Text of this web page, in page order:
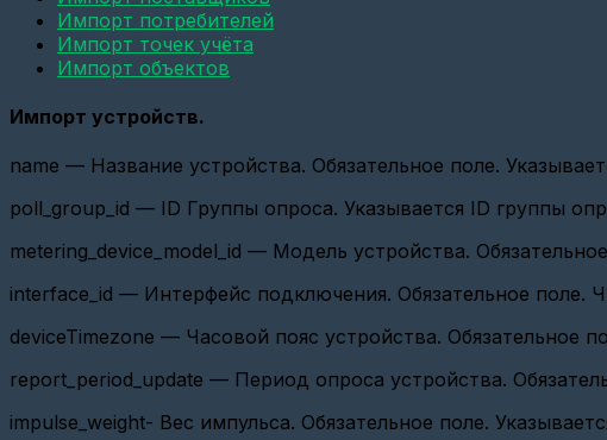
(СИ-13,
ATM21
и
ATM2-
485)
Настройка
станции
Вега
(Веб-
опроса
CSD
связи
и
Импорт потребителей
Импорт точек учёта
Импорт объектов
Импорт устройств.
name — Название устройства. Обязательное поле.
poll_group_id — ID Группы опроса. Указывается ID группы
metering_device_model_id — Модель устройства.
interface_id — Интерфейс подключения. Обязательное поле.
deviceTimezone — Часовой пояс устройства. Обязательное
report_period_update — Период опроса устройства.
impulse_weight- Вес импульса. Обязательное поле.